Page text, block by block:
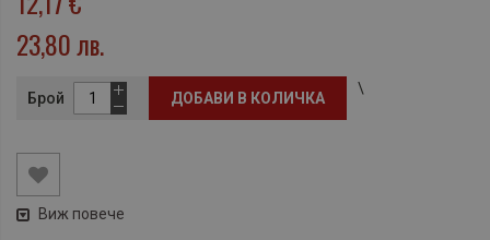
23,80 лв.
Брой ДОБАВИ В КОЛИЧКА
\
Виж повече